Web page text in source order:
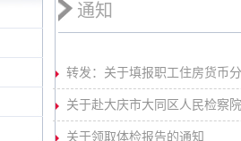
通知
转发：关于填报职工住房货币
关于赴大庆市大同区人民检察
关于领取体检报告的通知